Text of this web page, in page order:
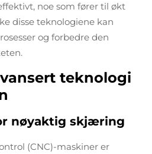
noe som fører til økt
disse teknologiene kan
og forbedre den
teknologi
nøyaktig skjæring
(CNC)-maskiner er